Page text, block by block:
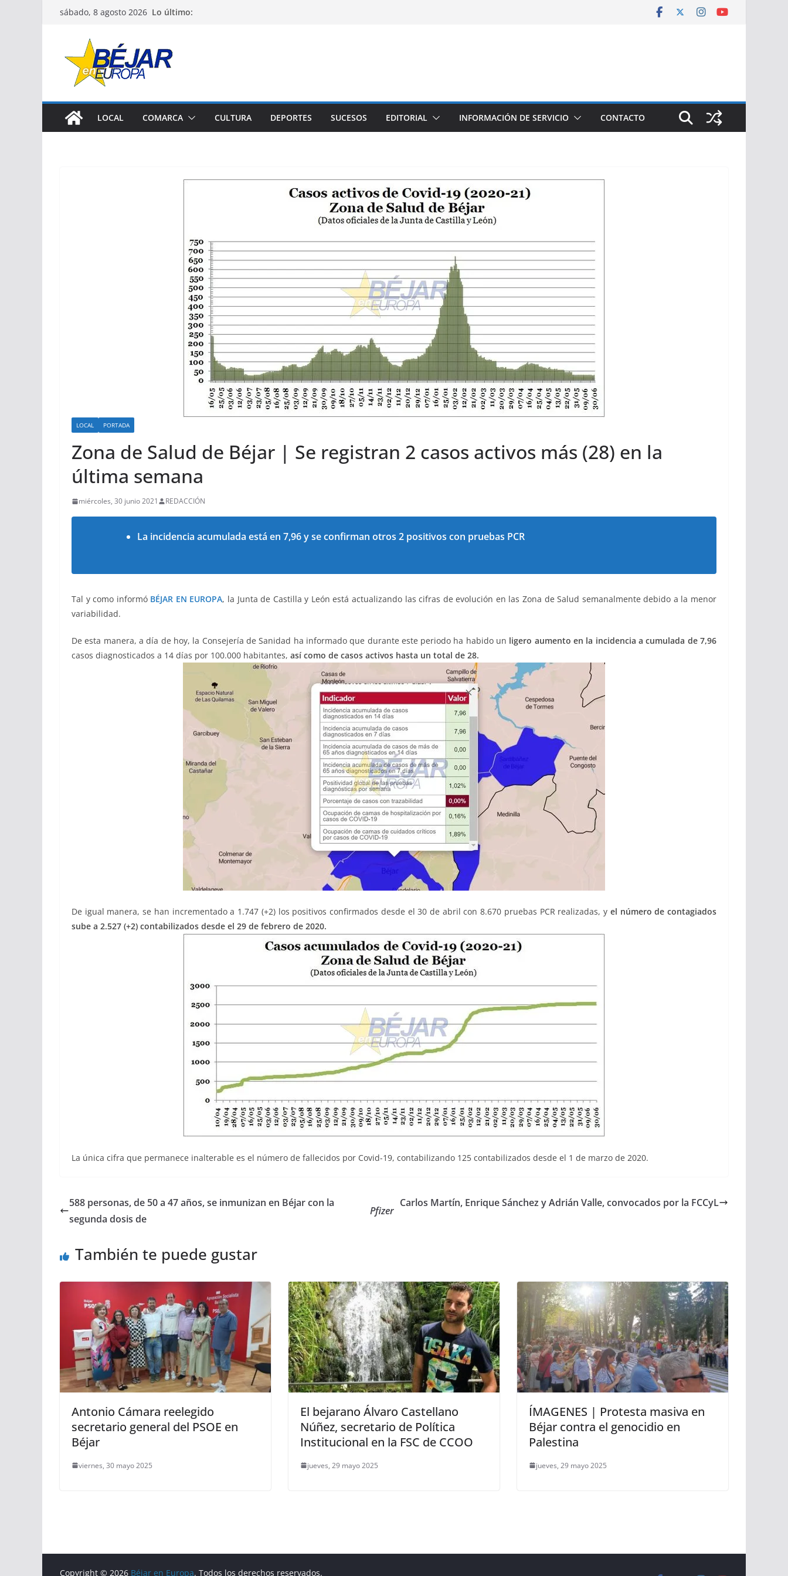
Saltarsábado, 8 agosto 2026 Lo último:
LOCAL COMARCA CULTURA DEPORTES SUCESOS EDITORIAL INFORMACIÓN DE SERVICIO CONTACTO
LOCAL PORTADA
Zona de Salud de Béjar | Se registran 2 casos activos más (28) en la
última semana
miércoles, 30 junio 2021 REDACCIÓN
La incidencia acumulada está en 7,96 y se confirman otros 2 positivos con pruebas PCR
Tal y como informó BÉJAR EN EUROPA, la Junta de Castilla y León está actualizando las cifras de evolución en las Zona de Salud semanalmente debido a la menor
variabilidad.
De esta manera, a día de hoy, la Consejería de Sanidad ha informado que durante este periodo ha habido un ligero aumento en la incidencia a cumulada de 7,96
casos diagnosticados a 14 días por 100.000 habitantes, así como de casos activos hasta un total de 28.
De igual manera, se han incrementado a 1.747 (+2) los positivos confirmados desde el 30 de abril con 8.670 pruebas PCR realizadas, y el número de contagiados
sube a 2.527 (+2) contabilizados desde el 29 de febrero de 2020.
La única cifra que permanece inalterable es el número de fallecidos por Covid-19, contabilizando 125 contabilizados desde el 1 de marzo de 2020.
588 personas, de 50 a 47 años, se inmunizan en Béjar con la
segunda dosis de
Pfizer
Carlos Martín, Enrique Sánchez y Adrián Valle, convocados por la FCCyL
También te puede gustar
Antonio Cámara reelegido
secretario general del PSOE en
Béjar
viernes, 30 mayo 2025
El bejarano Álvaro Castellano
Núñez, secretario de Política
Institucional en la FSC de CCOO
jueves, 29 mayo 2025
ÍMAGENES | Protesta masiva en
Béjar contra el genocidio en
Palestina
jueves, 29 mayo 2025
Copyright © 2026 Béjar en Europa. Todos los derechos reservados.